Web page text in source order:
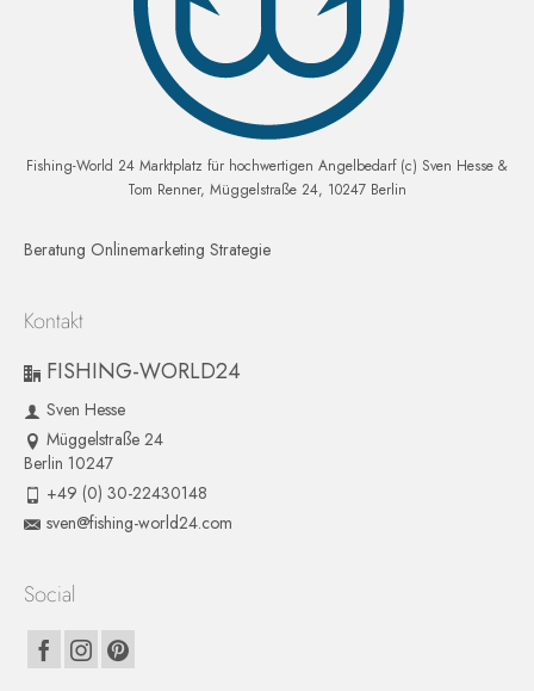
Fishing-World 24 Marktplatz für hochwertigen Angelbedarf (c) Sven Hesse &
Tom Renner, Müggelstraße 24, 10247 Berlin
Beratung Onlinemarketing Strategie
Kontakt
FISHING-WORLD24
Sven Hesse
Müggelstraße 24
Berlin 10247
+49 (0) 30-22430148
sven@fishing-world24.com
Social